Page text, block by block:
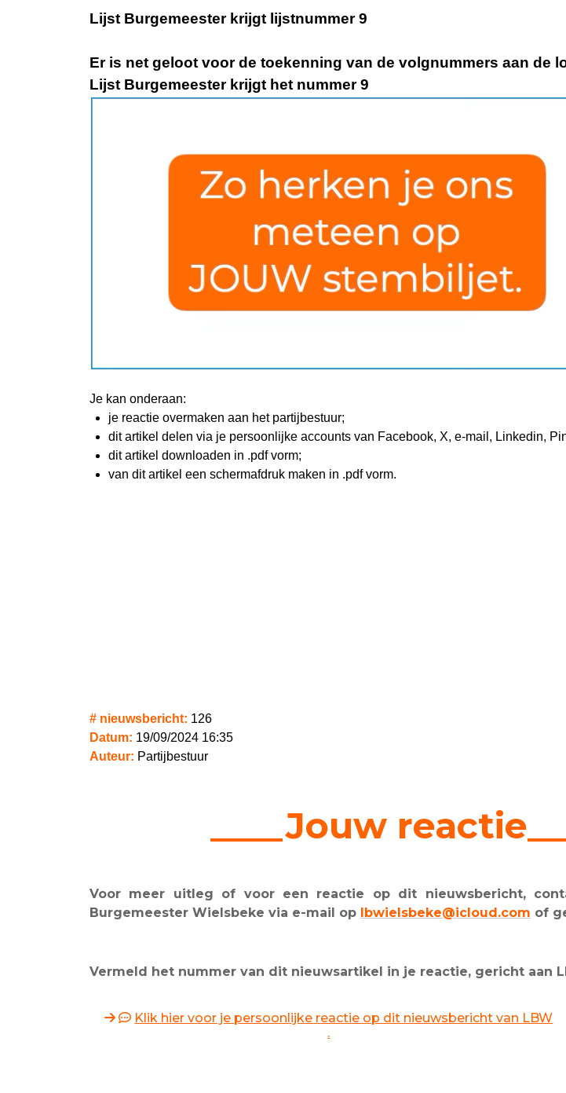
Lijst Burgemeester krijgt lijstnummer 9
Er is net geloot voor de toekenning van de volgnummers aan de
Lijst Burgemeester krijgt het nummer 9
Je kan onderaan:
je reactie overmaken aan het partijbestuur;
dit artikel delen via je persoonlijke accounts van Facebook, X, e-mail, Linkedin,
dit artikel downloaden in .pdf vorm;
van dit artikel een schermafdruk maken in .pdf vorm.
# nieuwsbericht: 126
Datum: 19/09/2024 16:35
Auteur: Partijbestuur
____Jouw
Voor meer uitleg of voor een reactie op dit nieuwsbericht,
Burgemeester Wielsbeke via e-mail op lbwielsbeke@icloud.com of
Vermeld het nummer van dit nieuwsartikel in je reactie, gericht aan
Klik hier voor je persoonlijke reactie op dit nieuwsbericht van LBW
.